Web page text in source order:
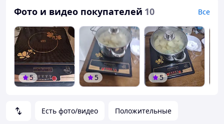
Есть фото/видео Положительные
Фото и видео покупателей 10 Все
5 5 5